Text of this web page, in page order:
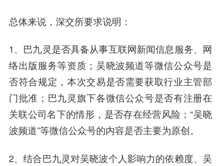
总体来说，深交所要求说明：
1、巴九灵是否具备从事互联网新闻信息服务、网
络出版服务等资质；吴晓波频道等微信公众号是
否符合规定，本次交易是否需要获取行业主管部
门批准；巴九灵旗下各微信公众号是否有注册在
关联公司名下的情形，是否存在经营风险；“吴晓
波频道”等微信公众号的内容是否主要为原创。
2、结合巴九灵对吴晓波个人影响力的依赖度、吴